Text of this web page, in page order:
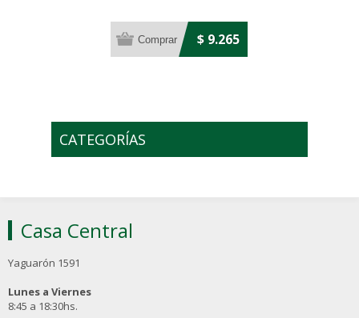
$ 9.265
CATEGORÍAS
Casa Central
Yaguarón 1591
Lunes a Viernes
8:45 a 18:30hs.